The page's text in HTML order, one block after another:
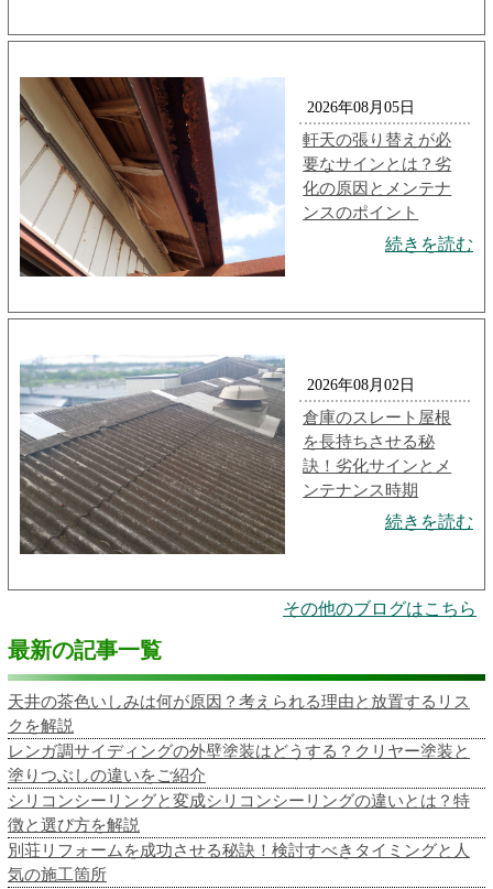
2026年08月05日
軒天の張り替えが必
要なサインとは？劣
化の原因とメンテナ
ンスのポイント
続きを読む
2026年08月02日
倉庫のスレート屋根
を長持ちさせる秘
訣！劣化サインとメ
ンテナンス時期
続きを読む
その他のブログはこちら
最新の記事一覧
天井の茶色いしみは何が原因？考えられる理由と放置するリス
クを解説
レンガ調サイディングの外壁塗装はどうする？クリヤー塗装と
塗りつぶしの違いをご紹介
シリコンシーリングと変成シリコンシーリングの違いとは？特
徴と選び方を解説
別荘リフォームを成功させる秘訣！検討すべきタイミングと人
気の施工箇所